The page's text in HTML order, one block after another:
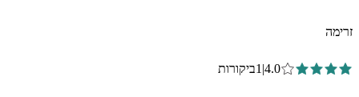
זרימה
4.0
|
1ביקורות